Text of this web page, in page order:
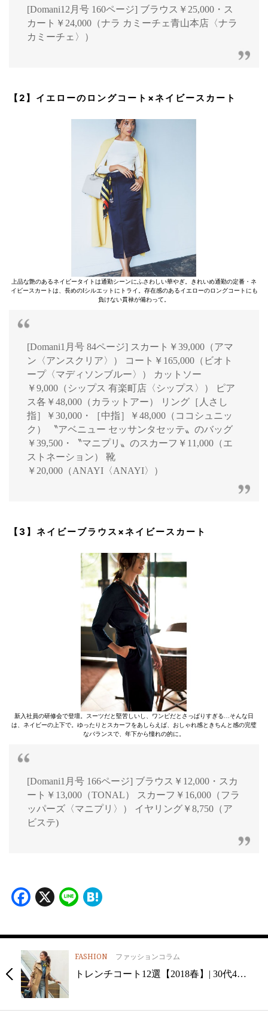
[Domani12月号 160ページ] ブラウス￥25,000・ス
カート￥24,000（ナラ カミーチェ青山本店〈ナラ
カミーチェ〉）
【2】イエローのロングコート×ネイビースカート
上品な艶のあるネイビータイトは通勤シーンにふさわしい華やぎ。きれいめ通勤の定番・ネ
イビースカートは、長めのIシルエットにトライ。存在感のあるイエローのロングコートにも
負けない貫禄が備わって。
[Domani1月号 84ページ] スカート￥39,000（アマ
ン〈アンスクリア〉） コート￥165,000（ビオト
ープ〈マディソンブルー〉） カットソー
￥9,000（シップス 有楽町店〈シップス〉） ピア
ス各￥48,000（カラットアー） リング［人さし
指］￥30,000・［中指］￥48,000（ココシュニッ
ク） 〝アベニュー セッサンタセッテ〟のバッグ
￥39,500・〝マニプリ〟のスカーフ￥11,000（エ
ストネーション） 靴
￥20,000（ANAYI〈ANAYI〉）
【3】ネイビーブラウス×ネイビースカート
新入社員の研修会で登壇。スーツだと堅苦しいし、ワンピだとさっぱりすぎる…そんな日
は、ネイビーの上下で。ゆったりとスカーフをあしらえば、おしゃれ感ときちんと感の完璧
なバランスで、年下から憧れの的に。
[Domani1月号 166ページ] ブラウス￥12,000・スカ
ート￥13,000（TONAL） スカーフ￥16,000（フラ
ッパーズ〈マニプリ〉） イヤリング￥8,750（ア
ビステ)
Facebook
X Line
FASHION ファッションコラム
トレンチコート12選【2018春】| 30代4…